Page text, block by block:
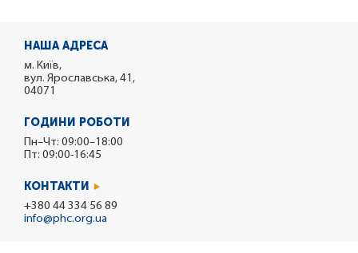
НАША АДРЕСА
м. Київ,
вул. Ярославська, 41,
04071
ГОДИНИ РОБОТИ
Пн–Чт: 09:00–18:00
Пт: 09:00-16:45
КОНТАКТИ
+380 44 334 56 89
info@phc.org.ua